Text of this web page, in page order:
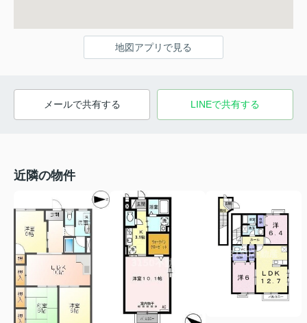
地図アプリで見る
メールで共有する LINEで共有する
近隣の物件